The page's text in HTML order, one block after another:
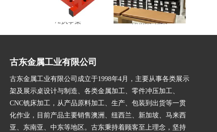
72执事架 储物架-鞋架
古东金属工业有限公司
古东金属工业有限公司成立于1998年4月，主要从事各类展示
架及展示桌设计与制造、各类金属加工、零件冲压加工、
CNC铣床加工，从产品原料加工、生产、包装到出货等一贯
化作业，目前产品主要销售澳洲、纽西兰、新加坡、马来西
亚、东南亚、中东等地区。古东秉持着顾客至上理念，坚持